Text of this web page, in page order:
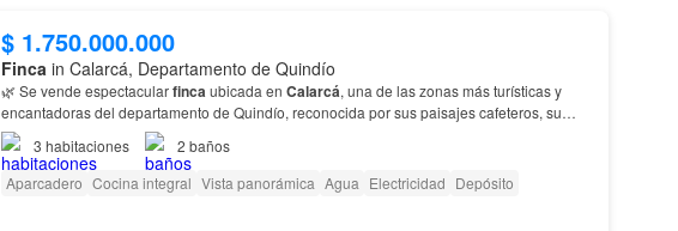
$ 1.750.000.000
Finca in Calarcá, Departamento de Quindío
🌿 Se vende espectacularfincaubicada en Calarcá, una de las zonas más turísticas y
encantadoras del departamento de Quindío, reconocida por sus paisajes cafeteros, su
clima privilegiado y su gran valorización…
3 habitaciones 2 baños
Aparcadero Cocina integral Vista panorámica Agua Electricidad Depósito